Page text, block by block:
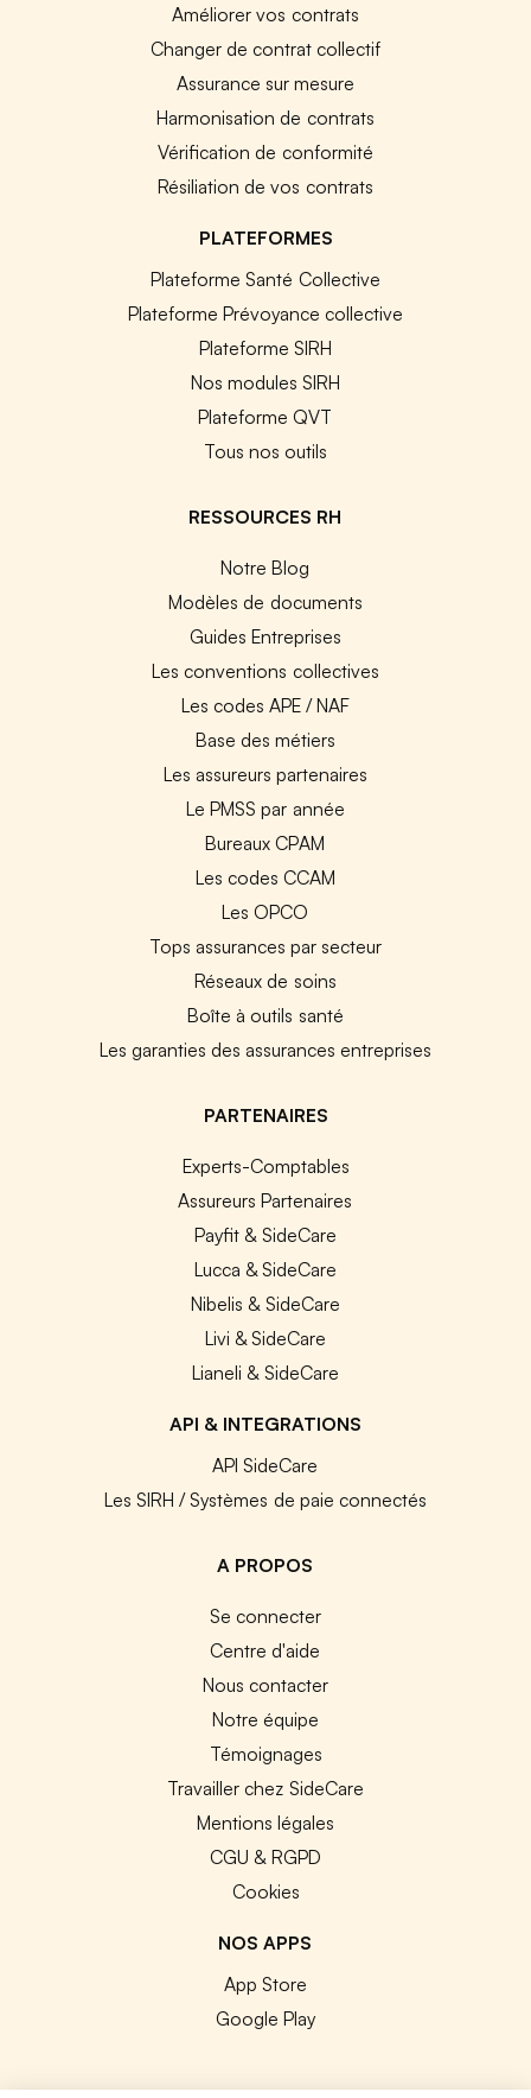
Améliorer vos contrats
Changer de contrat collectif
Assurance sur mesure
Harmonisation de contrats
Vérification de conformité
Résiliation de vos contrats
PLATEFORMES
Plateforme Santé Collective
Plateforme Prévoyance collective
Plateforme SIRH
Nos modules SIRH
Plateforme QVT
Tous nos outils
RESSOURCES RH
Notre Blog
Modèles de documents
Guides Entreprises
Les conventions collectives
Les codes APE / NAF
Base des métiers
Les assureurs partenaires
Le PMSS par année
Bureaux CPAM
Les codes CCAM
Les OPCO
Tops assurances par secteur
Réseaux de soins
Boîte à outils santé
Les garanties des assurances entreprises
PARTENAIRES
Experts-Comptables
Assureurs Partenaires
Payfit & SideCare
Lucca & SideCare
Nibelis & SideCare
Livi & SideCare
Lianeli & SideCare
API & INTEGRATIONS
API SideCare
Les SIRH / Systèmes de paie connectés
A PROPOS
Se connecter
Centre d'aide
Nous contacter
Notre équipe
Témoignages
Travailler chez SideCare
Mentions légales
CGU & RGPD
Cookies
NOS APPS
App Store
Google Play